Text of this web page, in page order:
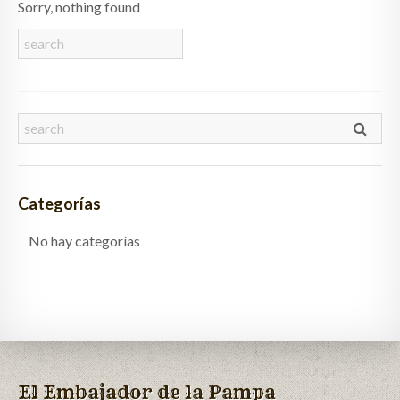
QUIÉNES SOMOS
CONTACTO
Sorry, nothing found
Categorías
No hay categorías
El Embajador de la Pampa